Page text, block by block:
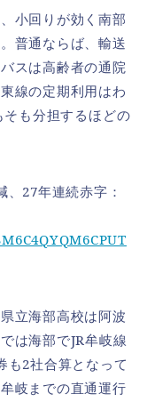
小回りが効く南部
普通ならば、輸送
スは高齢者の通院
線の定期利用はわ
も分担するほどの
27年連続赤字：
立海部高校は阿波
は海部でJR牟岐線
も2社合算となって
岐までの直通運行